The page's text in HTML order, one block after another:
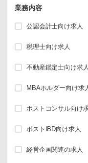
業務内容
公認会計士向け求人
税理士向け求人
不動産鑑定士向け求人
MBAホルダー向け求
ポストコンサル向け
ポストIBD向け求人
経営企画関連の求人